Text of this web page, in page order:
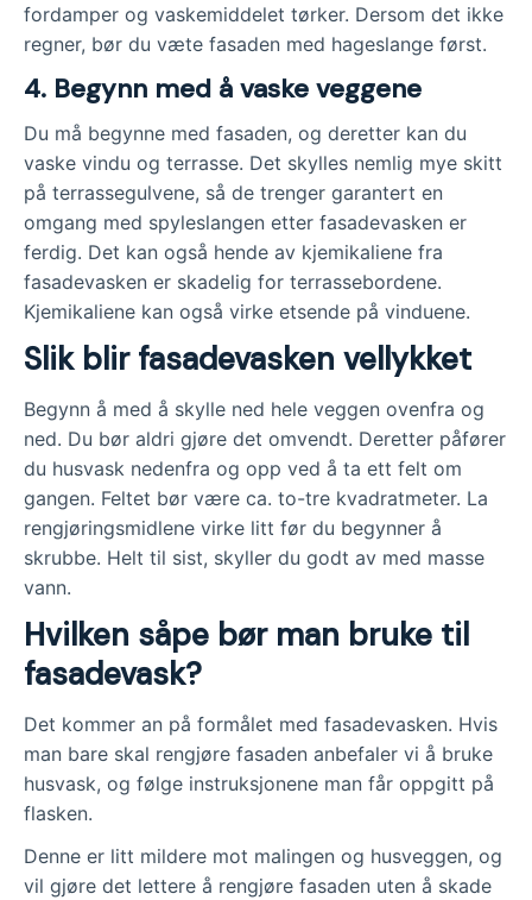
fordamper og vaskemiddelet tørker. Dersom det ikke
regner, bør du væte fasaden med hageslange først.
4. Begynn med å vaske veggene
Du må begynne med fasaden, og deretter kan du
vaske vindu og terrasse. Det skylles nemlig mye skitt
på terrassegulvene, så de trenger garantert en
omgang med spyleslangen etter fasadevasken er
ferdig. Det kan også hende av kjemikaliene fra
fasadevasken er skadelig for terrassebordene.
Kjemikaliene kan også virke etsende på vinduene.
Slik blir fasadevasken vellykket
Begynn å med å skylle ned hele veggen ovenfra og
ned. Du bør aldri gjøre det omvendt. Deretter påfører
du husvask nedenfra og opp ved å ta ett felt om
gangen. Feltet bør være ca. to-tre kvadratmeter. La
rengjøringsmidlene virke litt før du begynner å
skrubbe. Helt til sist, skyller du godt av med masse
vann.
Hvilken såpe bør man bruke til
fasadevask?
Det kommer an på formålet med fasadevasken. Hvis
man bare skal rengjøre fasaden anbefaler vi å bruke
husvask, og følge instruksjonene man får oppgitt på
flasken.
Denne er litt mildere mot malingen og husveggen, og
vil gjøre det lettere å rengjøre fasaden uten å skade